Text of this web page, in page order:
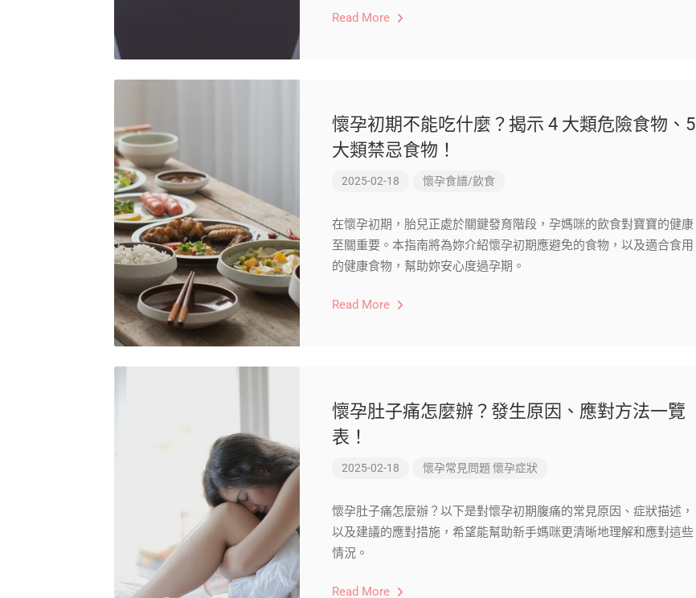
Read More
懷孕初期不能吃什麼？揭示 4 大類危險食物、5
大類禁忌食物！
2025-02-18 懷孕食譜/飲食
在懷孕初期，胎兒正處於關鍵發育階段，孕媽咪的飲食對寶寶的健康
至關重要。本指南將為妳介紹懷孕初期應避免的食物，以及適合食用
的健康食物，幫助妳安心度過孕期。
Read More
懷孕肚子痛怎麼辦？發生原因、應對方法一覽
表！
2025-02-18 懷孕常見問題 懷孕症狀
懷孕肚子痛怎麼辦？以下是對懷孕初期腹痛的常見原因、症狀描述，
以及建議的應對措施，希望能幫助新手媽咪更清晰地理解和應對這些
情況。
Read More